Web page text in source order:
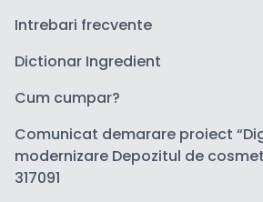
Intrebari frecvente
Dictionar Ingredient
Cum cumpar?
Comunicat demarare proiect
modernizare Depozitul de
317091